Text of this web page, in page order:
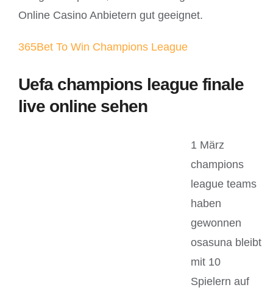
Online Casino Anbietern gut geeignet.
365Bet To Win Champions League
Uefa champions league finale
live online sehen
1 März
champions
league teams
haben
gewonnen
osasuna bleibt
mit 10
Spielern auf